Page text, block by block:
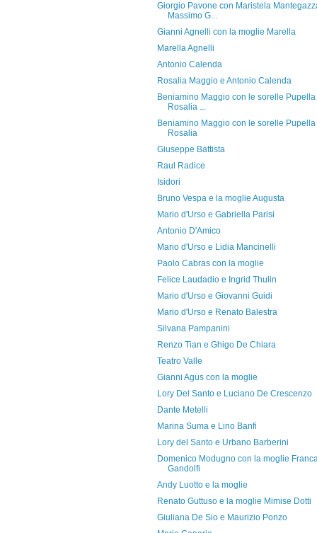
Giorgio Pavone con Maristela
Massimo G...
Gianni Agnelli con la moglie Marella
Marella Agnelli
Antonio Calenda
Rosalia Maggio e Antonio Calenda
Beniamino Maggio con le sorelle Pupella
Rosalia ...
Beniamino Maggio con le sorelle Pupella
Rosalia
Giuseppe Battista
Raul Radice
Isidori
Bruno Vespa e la moglie Augusta
Mario d'Urso e Gabriella Parisi
Antonio D'Amico
Mario d'Urso e Lidia Mancinelli
Paolo Cabras con la moglie
Felice Laudadio e Ingrid Thulin
Mario d'Urso e Giovanni Guidi
Mario d'Urso e Renato Balestra
Silvana Pampanini
Renzo Tian e Ghigo De Chiara
Teatro Valle
Gianni Agus con la moglie
Lory Del Santo e Luciano De Crescenzo
Dante Metelli
Marina Suma e Lino Banfi
Lory del Santo e Urbano Barberini
Domenico Modugno con la moglie
Gandolfi
Andy Luotto e la moglie
Renato Guttuso e la moglie Mimise Dotti
Giuliana De Sio e Maurizio Ponzo